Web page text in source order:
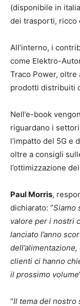
(disponibile in
dei trasporti, ricco
All’interno, i
come Elektro-
Traco Power,
prodotti distribuiti
Nell’e-book
riguardano i
l’impatto del 5G e
oltre a consigli
l’ottimizzazione
Paul Morris,
dichiarato: “Siamo
valore per i nostri
lanciato l’anno
clienti ci hanno
il prossimo volume
“Il tema del nostro